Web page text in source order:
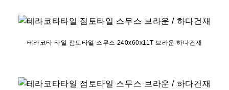
테라코타 타일 점토타일 스무스 240x60x11T 브라운 하다건재